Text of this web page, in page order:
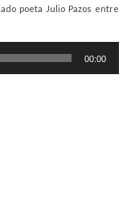
poeta Julio Pazos entre
00:00